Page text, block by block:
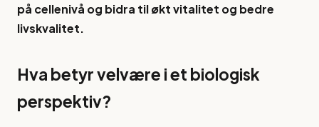
på cellenivå og bidra til økt vitalitet og bedre
livskvalitet.
Hva betyr velvære i et biologisk
perspektiv?